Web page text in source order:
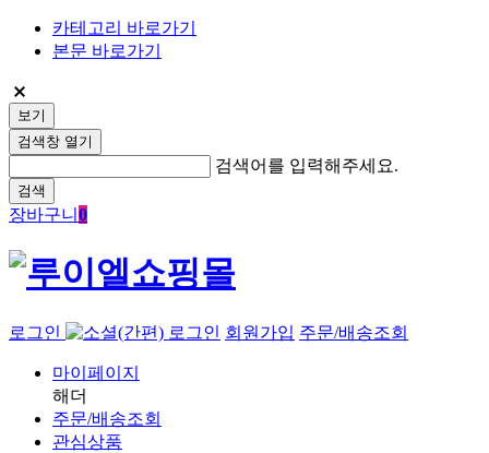
카테고리 바로가기
본문 바로가기
보기
검색창 열기
검색어를 입력해주세요.
검색
장바구니 0
로그인 회원가입 주문/배송조회
마이페이지
해더
주문/배송조회
관심상품